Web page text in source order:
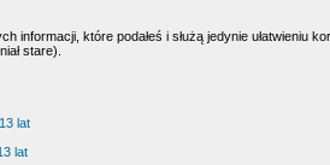
które podałeś i służą jedynie ułatwieniu
stare).
13 lat
lat